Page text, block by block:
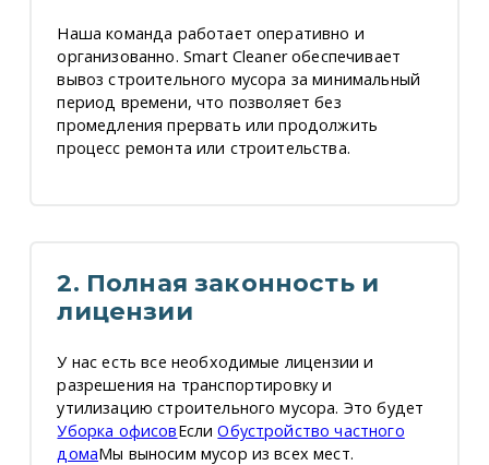
Наша команда работает оперативно и
организованно. Smart Cleaner обеспечивает
вывоз строительного мусора за минимальный
период времени, что позволяет без
промедления прервать или продолжить
процесс ремонта или строительства.
2. Полная законность и
лицензии
У нас есть все необходимые лицензии и
разрешения на транспортировку и
утилизацию строительного мусора. Это будет
Уборка офисовЕслиОбустройство частного
домаМы выносим мусор из всех мест.